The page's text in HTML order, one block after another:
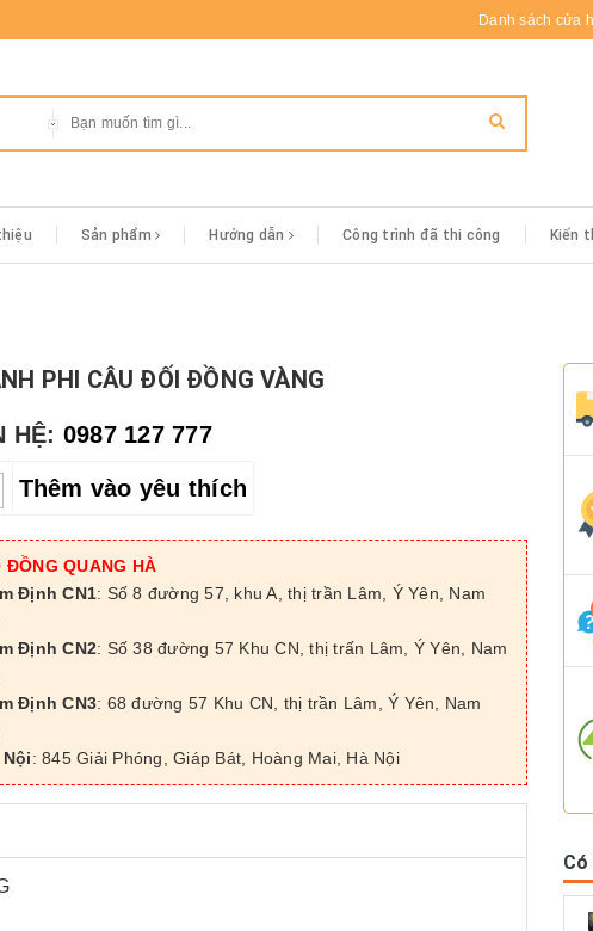
Danh sách cửa
Sản phẩm Hướng dẫn Công trình đã thi công Kiến
PHI CÂU ĐỐI ĐỒNG VÀNG
HỆ: 0987 127 777
Thêm vào yêu thích
ĐỒNG QUANG HÀ
Định CN1: Số 8 đường 57, khu A, thị trần Lâm, Ý Yên, Nam
Định CN2: Số 38 đường 57 Khu CN, thị trấn Lâm, Ý Yên, Nam
Định CN3: 68 đường 57 Khu CN, thị trần Lâm, Ý Yên, Nam
Nội: 845 Giải Phóng, Giáp Bát, Hoàng Mai, Hà Nội